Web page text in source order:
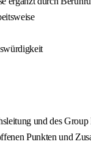
und des
Punkten und